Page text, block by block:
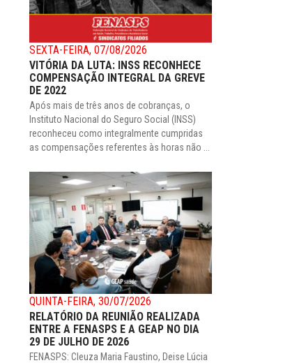
SEXTA-FEIRA, 07/08/2026
VITÓRIA DA LUTA: INSS RECONHECE
COMPENSAÇÃO INTEGRAL DA GREVE
DE 2022
Após mais de três anos de cobranças, o
Instituto Nacional do Seguro Social (INSS)
reconheceu como integralmente cumpridas
as compensações referentes às horas não ...
QUINTA-FEIRA, 30/07/2026
RELATÓRIO DA REUNIÃO REALIZADA
ENTRE A FENASPS E A GEAP NO DIA
29 DE JULHO DE 2026
FENASPS: Cleuza Maria Faustino, Deise Lúcia